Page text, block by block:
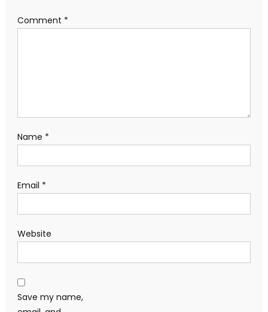
Comment *
Name *
Email *
Website
Save my name,